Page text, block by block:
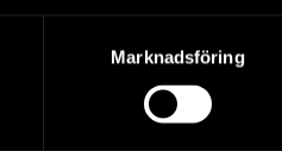
Marknadsföring
ben och